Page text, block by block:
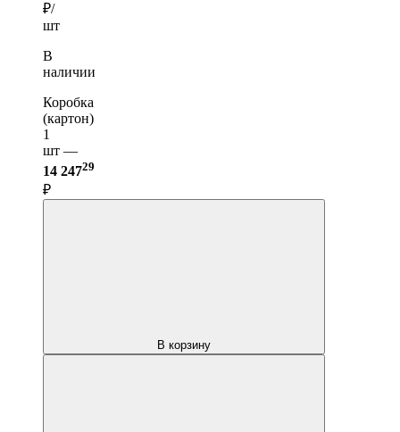
₽/
шт
В
наличии
Коробка
(картон)
1
шт —
14 24729
₽
В корзину